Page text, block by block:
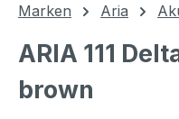
Marken Aria
ARIA 111
brown